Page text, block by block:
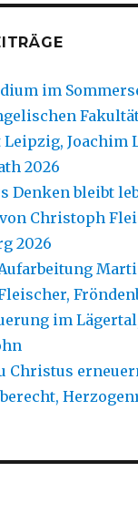
im
Joachim
2026
Denken bleibt
Christoph
2026
im
Christus